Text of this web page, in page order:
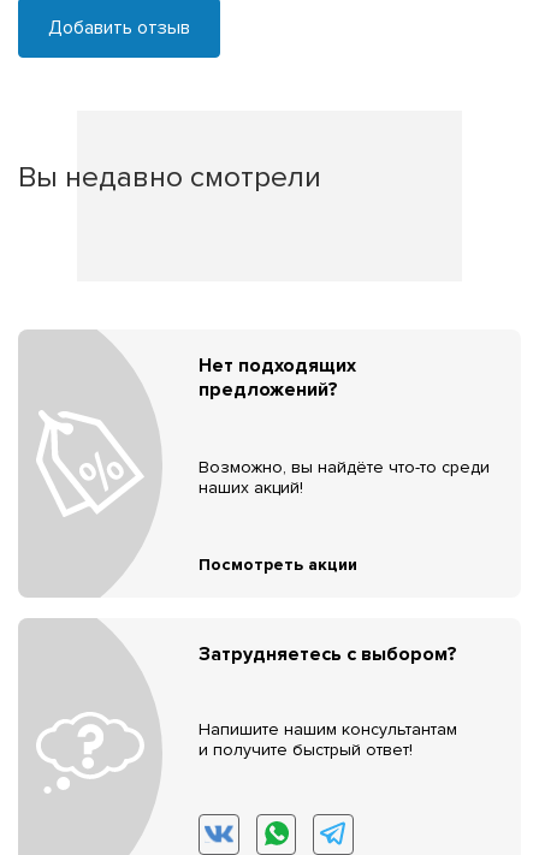
Добавить отзыв
Вы недавно смотрели
Нет подходящих
предложений?
Возможно, вы найдёте что-то среди
наших акций!
Посмотреть акции
Затрудняетесь с выбором?
Напишите нашим консультантам
и получите быстрый ответ!